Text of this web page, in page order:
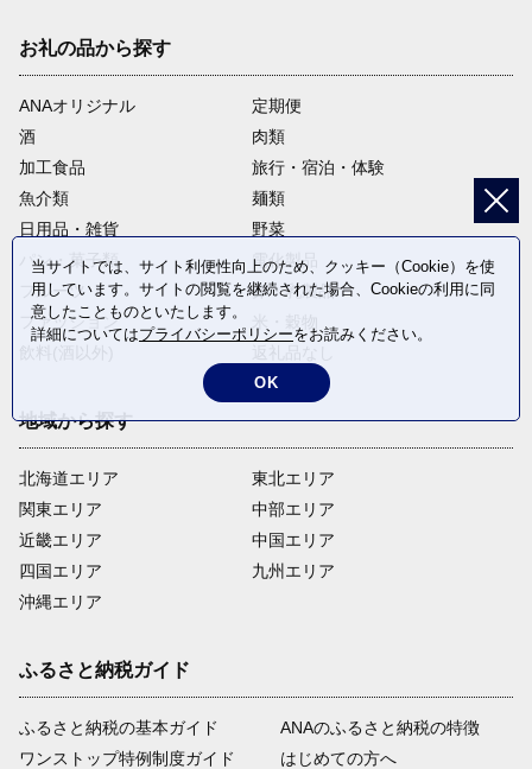
お礼の品から探す
ANAオリジナル
定期便
酒
肉類
加工食品
旅行・宿泊・体験
魚介類
麺類
日用品・雑貨
野菜
パン・菓子類
電化製品
フルーツ
卵・乳製品
ファッション
地域から探す
北海道エリア
関東エリア
近畿エリア
四国エリア
沖縄エリア
東北エリア
中部エリア
中国エリア
九州エリア
ふるさと納税ガイド
ふるさと納税の基本ガイド
ワンストップ特例制度ガイド
ANAのふるさと納税の特徴
はじめての方へ
当サイトでは、サイト利便性向上のため、クッキー（Cookie）を使
用しています。サイトの閲覧を継続された場合、Cookieの利用に同
意したことものといたします。
詳細についてはプライバシーポリシーをお読みください。
OK